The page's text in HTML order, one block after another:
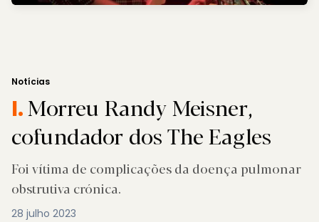
Notícias
I.Morreu Randy Meisner,
cofundador dos The Eagles
Foi vítima de complicações da doença pulmonar
obstrutiva crónica.
28 julho 2023